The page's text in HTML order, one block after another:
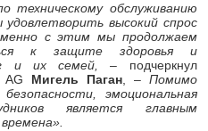
техническому обслуживанию
высокий спрос
с этим мы продолжаем
к защите здоровья и
и их семей, – подчеркнул
AG Мигель Паган, – Помимо
эмоциональная
является главным